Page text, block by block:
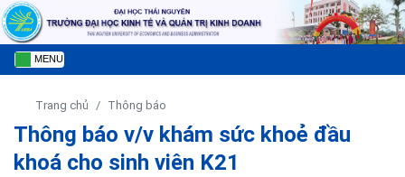
MENU
Trang chủ Thông báo
Thông báo v/v khám sức khoẻ đầu
khoá cho sinh viên K21